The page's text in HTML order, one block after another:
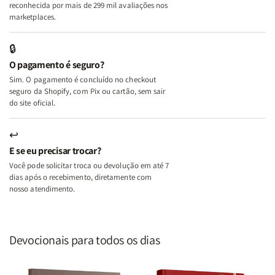
Mulher
Lar
Lar
reconhecida por mais de 299 mil avaliações nos
marketplaces.
🔒
O pagamento é seguro?
Sim. O pagamento é concluído no checkout
seguro da Shopify, com Pix ou cartão, sem sair
do site oficial.
↩
E se eu precisar trocar?
Você pode solicitar troca ou devolução em até 7
dias após o recebimento, diretamente com
nosso atendimento.
Devocionais para todos os dias